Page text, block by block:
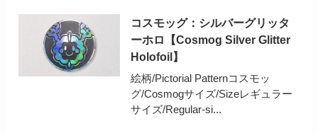
コスモッグ：シルバーグリッタ
ーホロ【Cosmog Silver Glitter
Holofoil】
絵柄/Pictorial Patternコスモッ
グ/Cosmogサイズ/Sizeレギュラー
サイズ/Regular-si...